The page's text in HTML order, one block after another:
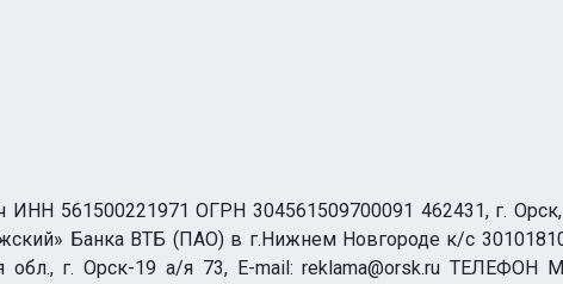
561500221971 ОГРН 304561509700091 462431, г. Орск,
Банка ВТБ (ПАО) в г.Нижнем Новгороде к/с
обл., г. Орск-19 а/я 73, E-mail: reklama@orsk.ru